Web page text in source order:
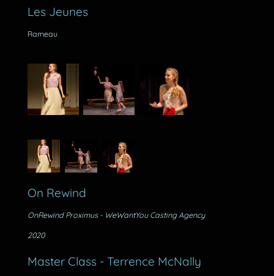
Les Jeunes
Rameau
On Rewind
OnRewind Proximus - WeWantYou Casting Agency
2020
Master Class - Terrence McNally